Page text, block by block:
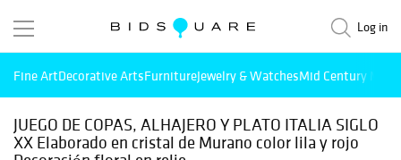
Log in
Fine ArtDecorative ArtsFurnitureJewelry & WatchesMid Century
JUEGO DE COPAS, ALHAJERO Y PLATO ITALIA SIGLO
XX Elaborado en cristal de Murano color lila y rojo